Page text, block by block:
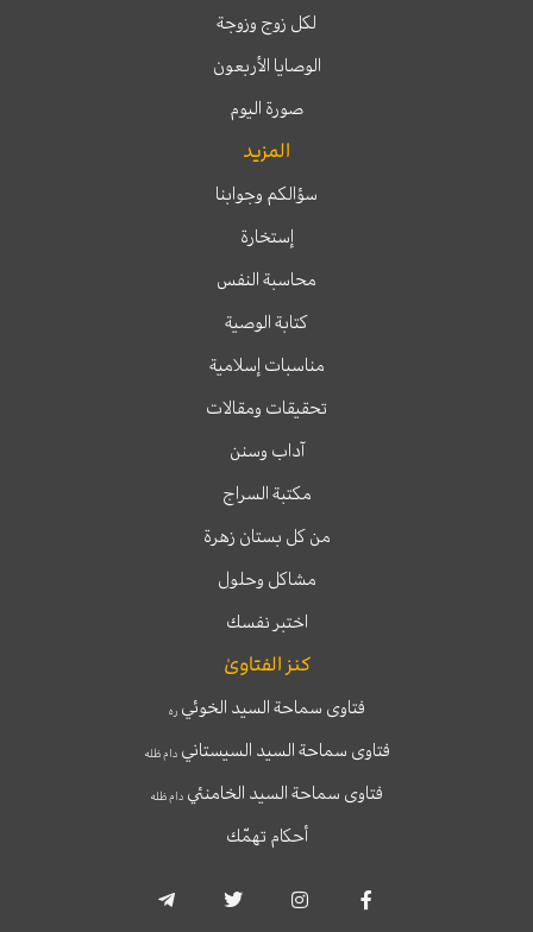
لكل زوج وزوجة
الوصايا الأربعون
صورة اليوم
المزيد
سؤالكم وجوابنا
إستخارة
محاسبة النفس
كتابة الوصية
مناسبات إسلامية
تحقيقات ومقالات
آداب وسنن
مكتبة السراج
من كل بستان زهرة
مشاكل وحلول
اختبر نفسك
كنز الفتاوىٰ
فتاوى سماحة السيد الخوئيره
فتاوى سماحة السيد السيستانيدام ظله
فتاوى سماحة السيد الخامنئي دام ظله
أحكام تهمّك
a
c
s
i
l